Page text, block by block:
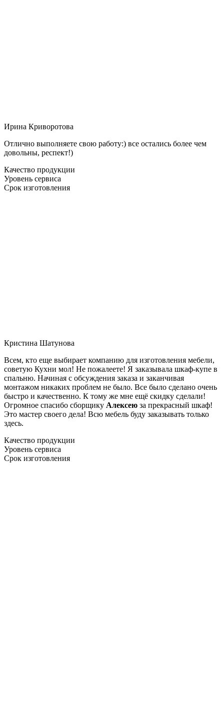
Ирина Криворотова
Отлично выполняете свою работу:) все остались более чем
довольны, респект!)
Качество продукции
Уровень сервиса
Срок изготовления
Кристина Шатунова
Всем, кто еще выбирает компанию для изготовления мебели,
советую Кухни мол! Не пожалеете! Я заказывала шкаф-купе в
спальню. Начиная с обсуждения заказа и заканчивая
монтажом никаких проблем не было. Все было сделано очень
быстро и качественно. К тому же мне ещё скидку сделали!
Огромное спасибо сборщику Алексею за прекрасный шкаф!
Это мастер своего дела! Всю мебель буду заказывать только
здесь.
Качество продукции
Уровень сервиса
Срок изготовления